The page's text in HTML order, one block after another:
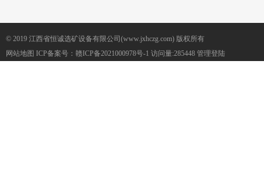
© 2019 江西省恒诚选矿设备有限公司(www.jxhczg.com) 版权所有
网站地图 ICP备案号： 赣ICP备2021000978号-1 访问量:285448 管理登陆